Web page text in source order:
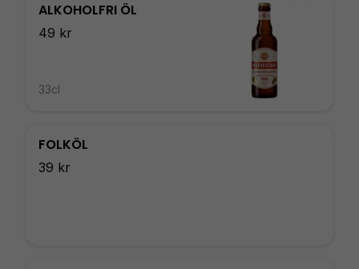
ALKOHOLFRI ÖL
49 kr
33cl
FOLKÖL
39 kr